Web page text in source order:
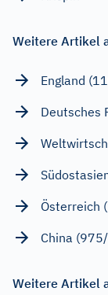
Weitere Artikel
England
Deutsches
Österreich
China
Weitere Artikel